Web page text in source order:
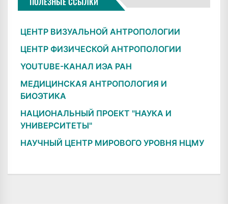
ЦЕНТР ВИЗУАЛЬНОЙ АНТРОПОЛОГИИ
ЦЕНТР ФИЗИЧЕСКОЙ АНТРОПОЛОГИИ
YOUTUBE-КАНАЛ ИЭА РАН
МЕДИЦИНСКАЯ АНТРОПОЛОГИЯ И
БИОЭТИКА
НАЦИОНАЛЬНЫЙ ПРОЕКТ "НАУКА И
УНИВЕРСИТЕТЫ"
НАУЧНЫЙ ЦЕНТР МИРОВОГО УРОВНЯ НЦМУ